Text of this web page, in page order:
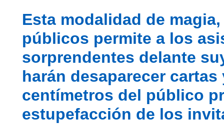
Esta modalidad de
públicos permite a los
sorprendentes delante
harán desaparecer
centímetros del público
estupefacción de los